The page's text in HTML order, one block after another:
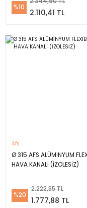
%10
2.110,41 TL
Afs
Ø 315 AFS ALÜMİNYUM
HAVA KANALI (İZOLESİZ)
%20
2.222,35 TL
1.777,88 TL